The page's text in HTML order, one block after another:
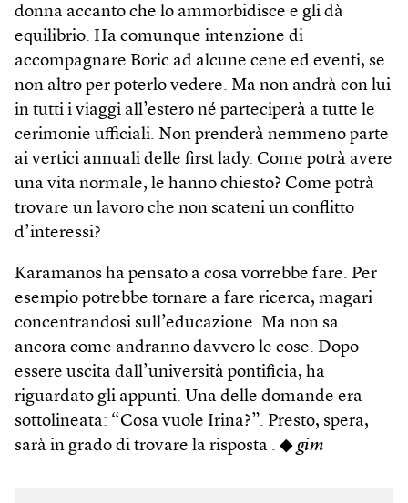
donna accanto che lo ammorbidisce e gli dà
equilibrio. Ha comunque intenzione di
accompagnare Boric ad alcune cene ed eventi, se
non altro per poterlo vedere. Ma non andrà con lui
in tutti i viaggi all’estero né parteciperà a tutte le
cerimonie ufficiali. Non prenderà nemmeno parte
ai vertici annuali delle first lady. Come potrà avere
una vita normale, le hanno chiesto? Come potrà
trovare un lavoro che non scateni un conflitto
d’interessi?
Karamanos ha pensato a cosa vorrebbe fare. Per
esempio potrebbe tornare a fare ricerca, magari
concentrandosi sull’educazione. Ma non sa
ancora come andranno davvero le cose. Dopo
essere uscita dall’università pontificia, ha
riguardato gli appunti. Una delle domande era
sottolineata: “Cosa vuole Irina?”. Presto, spera,
sarà in grado di trovare la risposta . ◆ gim